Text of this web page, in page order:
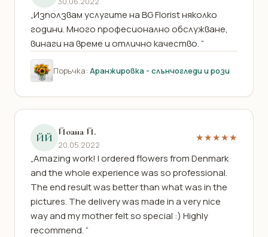
„Използвам услугите на BG Florist няколко
години. Много професионално обслужване,
винаги на време и отлично качество. “
Поръчка: Аранжировка - слънчогледи и рози
ЙЙ Йоана Й.
20.05.2022
★★★★★
„Amazing work! I ordered flowers from Denmark
and the whole experience was so professional.
The end result was better than what was in the
pictures. The delivery was made in a very nice
way and my mother felt so special :) Highly
recommend. “